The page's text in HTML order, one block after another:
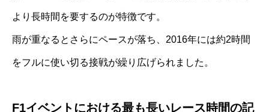
より長時間を要するのが特徴です。
雨が重なるとさらにペースが落ち、2016年には約2時間
をフルに使い切る接戦が繰り広げられました。
F1イベントにおける最も長いレース時間の記